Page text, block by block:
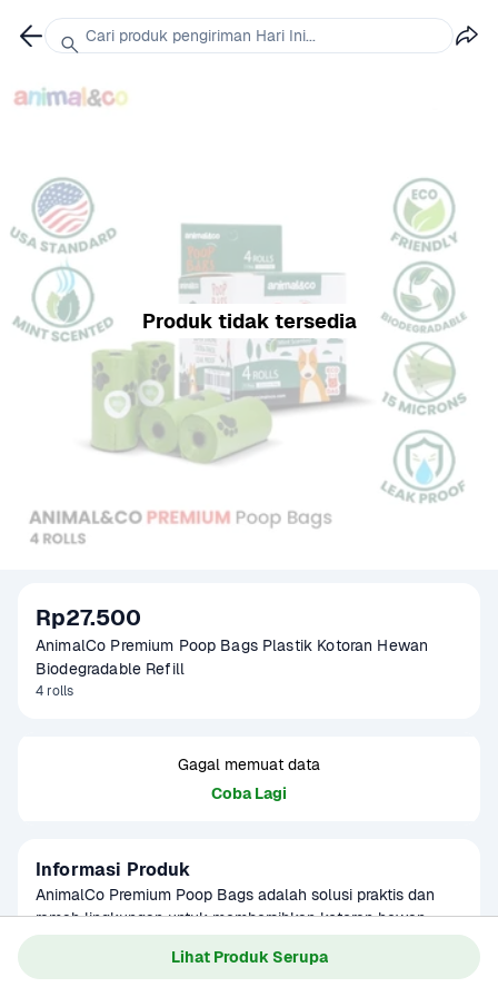
Lihat Produk Serupa
Produk tidak tersedia
Rp27.500
AnimalCo Premium Poop Bags Plastik Kotoran Hewan
Biodegradable Refill
4 rolls
Gagal memuat data
Coba Lagi
Informasi Produk
AnimalCo Premium Poop Bags adalah solusi praktis dan
ramah lingkungan untuk membersihkan kotoran hewan
peliharaan Anda. Dilengkapi dengan plastik biodegradable
yang dapat terurai secara alami, produk ini membantu
Baca Selengkapnya
Perlengkapan Hewan
Cari produk pengiriman Hari Ini...